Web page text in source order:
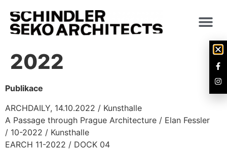
2022
Publikace
ARCHDAILY, 14.10.2022 / Kunsthalle
A Passage through Prague Architecture / Elan Fessler
/ 10-2022 / Kunsthalle
EARCH 11-2022 / DOCK 04